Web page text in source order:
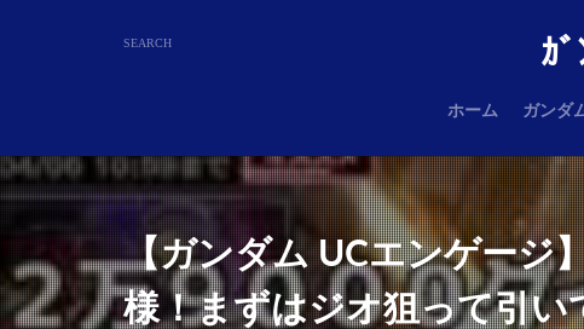
ｶ
ホーム ガンダ
【ガンダム UCエンゲージ
様！まずはジオ狙って引